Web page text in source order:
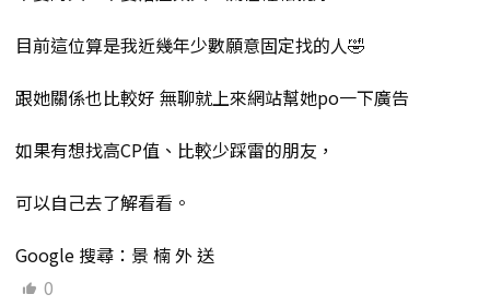
目前這位算是我近幾年少數願意固定找的人🤣
跟她關係也比較好 無聊就上來網站幫她po一下廣告
如果有想找高CP值、比較少踩雷的朋友，
可以自己去了解看看。
Google 搜尋：景 楠 外 送
0